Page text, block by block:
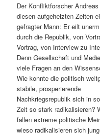
l
t
s
p
h
a
l
t
Der Konfliktforscher
diesen aufgeheizten Zeiten
gefragter Mann: Er eilt
durch die Republik, von
Vortrag, von Interview zu
Denn Gesellschaft und
viele Fragen an den
Wie konnte die politisch
stabile, prosperierende
Nachkriegsrepublik sich in
Zeit so stark radikalisieren?
fallen extreme politische
wieso radikalisieren sich